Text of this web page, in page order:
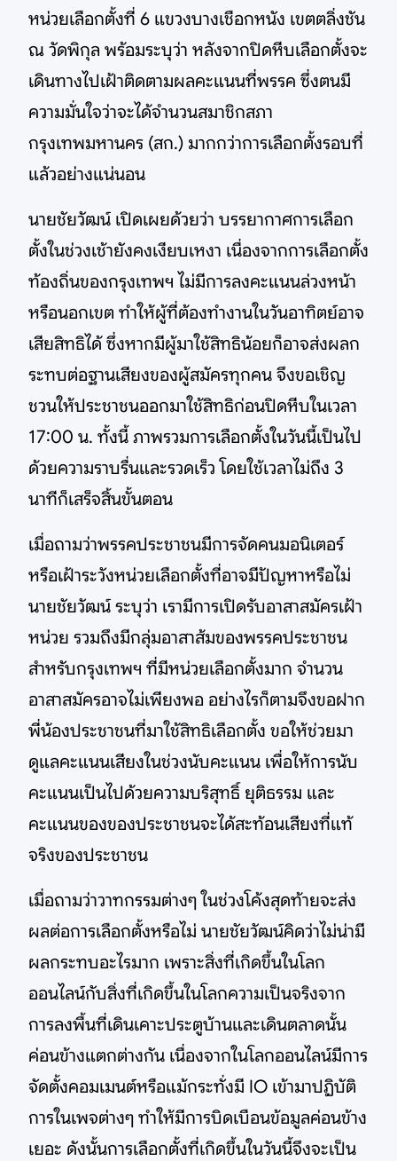
หน่วยเลือกตั้งที่ 6 แขวงบางเชือกหนัง เขตตลิ่งชัน
ณ วัดพิกุล พร้อมระบุว่า หลังจากปิดหีบเลือกตั้งจะ
เดินทางไปเฝ้าติดตามผลคะแนนที่พรรค ซึ่งตนมี
ความมั่นใจว่าจะได้จำนวนสมาชิกสภา
กรุงเทพมหานคร (สก.) มากกว่าการเลือกตั้งรอบที่
แล้วอย่างแน่นอน
นายชัยวัฒน์ เปิดเผยด้วยว่า บรรยากาศการเลือก
ตั้งในช่วงเช้ายังคงเงียบเหงา เนื่องจากการเลือกตั้ง
ท้องถิ่นของกรุงเทพฯ ไม่มีการลงคะแนนล่วงหน้า
หรือนอกเขต ทำให้ผู้ที่ต้องทำงานในวันอาทิตย์อาจ
เสียสิทธิได้ ซึ่งหากมีผู้มาใช้สิทธิน้อยก็อาจส่งผลก
ระทบต่อฐานเสียงของผู้สมัครทุกคน จึงขอเชิญ
ชวนให้ประชาชนออกมาใช้สิทธิก่อนปิดหีบในเวลา
17:00 น. ทั้งนี้ ภาพรวมการเลือกตั้งในวันนี้เป็นไป
ด้วยความราบรื่นและรวดเร็ว โดยใช้เวลาไม่ถึง 3
นาทีก็เสร็จสิ้นขั้นตอน
เมื่อถามว่าพรรคประชาชนมีการจัดคนมอนิเตอร์
หรือเฝ้าระวังหน่วยเลือกตั้งที่อาจมีปัญหาหรือไม่
นายชัยวัฒน์ ระบุว่า เรามีการเปิดรับอาสาสมัครเฝ้า
หน่วย รวมถึงมีกลุ่มอาสาส้มของพรรคประชาชน
สำหรับกรุงเทพฯ ที่มีหน่วยเลือกตั้งมาก จำนวน
อาสาสมัครอาจไม่เพียงพอ อย่างไรก็ตามจึงขอฝาก
พี่น้องประชาชนที่มาใช้สิทธิเลือกตั้ง ขอให้ช่วยมา
ดูแลคะแนนเสียงในช่วงนับคะแนน เพื่อให้การนับ
คะแนนเป็นไปด้วยความบริสุทธิ์ ยุติธรรม และ
คะแนนของของประชาชนจะได้สะท้อนเสียงที่แท้
จริงของประชาชน
เมื่อถามว่าวาทกรรมต่างๆ ในช่วงโค้งสุดท้ายจะส่ง
ผลต่อการเลือกตั้งหรือไม่ นายชัยวัฒน์คิดว่าไม่น่ามี
ผลกระทบอะไรมาก เพราะสิ่งที่เกิดขึ้นในโลก
ออนไลน์กับสิ่งที่เกิดขึ้นในโลกความเป็นจริงจาก
การลงพื้นที่เดินเคาะประตูบ้านและเดินตลาดนั้น
ค่อนข้างแตกต่างกัน เนื่องจากในโลกออนไลน์มีการ
จัดตั้งคอมเมนต์หรือแม้กระทั่งมี IO เข้ามาปฏิบัติ
การในเพจต่างๆ ทำให้มีการบิดเบือนข้อมูลค่อนข้าง
เยอะ ดังนั้นการเลือกตั้งที่เกิดขึ้นในวันนี้จึงจะเป็น